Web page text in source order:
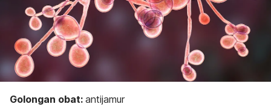
Golongan obat: antijamur